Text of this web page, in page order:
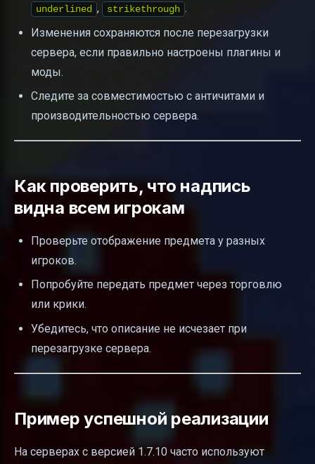
underlined , strikethrough .
Изменения сохраняются после перезагрузки
сервера, если правильно настроены плагины и
моды.
Следите за совместимостью с античитами и
производительностью сервера.
Как проверить, что надпись
видна всем игрокам
Проверьте отображение предмета у разных
игроков.
Попробуйте передать предмет через торговлю
или крики.
Убедитесь, что описание не исчезает при
перезагрузке сервера.
Пример успешной реализации
На серверах с версией 1.7.10 часто используют